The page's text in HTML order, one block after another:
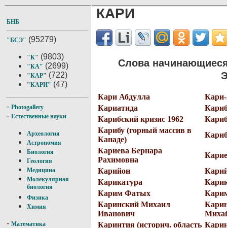
БНБ
"БСЭ" (95279)
"К" (9803)
"КА" (2699)
"КАР" (722)
"КАРИ" (47)
- Photogallery
- Естественные науки
Археология
Астрономия
Биология
Геология
Медицина
Молекулярная
биология
Физика
Химия
- Математика
КАРИ
Слова
Кари Абдулла
Кариатида
Карибский кризис 1962
Карибу (горный массив в
Канаде)
Кариева Бернара
Рахимовна
Карийон
Карикатура
Карим Фатых
Каринский Михаил
Иванович
Каринтия (историч. область